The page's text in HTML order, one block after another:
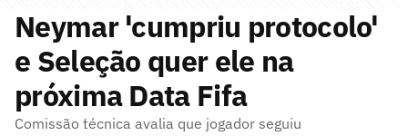
Neymar 'cumpriu protocolo'
e Seleção quer ele na
próxima Data Fifa
Comissão técnica avalia que jogador seguiu